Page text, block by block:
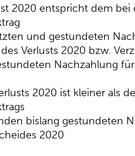
2020 entspricht dem
und gestundeten
Verlusts 2020 bzw.
Nachzahlung
2020 ist kleiner als
bislang gestundeten
2020